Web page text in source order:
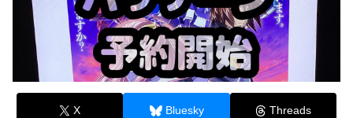
X Bluesky Threads